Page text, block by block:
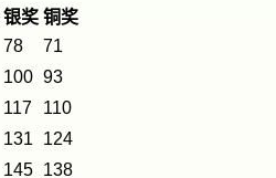
银奖 铜奖
78
71
100 93
117
110
131
124
145 138